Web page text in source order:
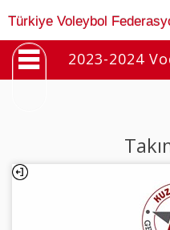
Türkiye Voleybol
2023-2024